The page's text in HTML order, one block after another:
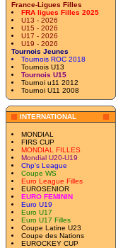
France-Ligues Filles
FRA ligues Filles 2025
U13 - 2026
U15 - 2026
U17 - 2026
U19 - 2026
Tournois Jeunes
Tournois ROC 2018
Tournois U13
Tournois U15
Tournoi u11 2012
Tournoi U11 2008
INTERNATIONAL
MONDIAL
FIRS CUP
MONDIAL FILLES
Mondial U20-U19
Chp's League
Coupe WS
Euro League Filles
EUROSENIOR
EURO FEMININ
Euro U19
Euro U17
Euro U17 Filles
Coupe Latine U23
Coupe des Nations
EUROCKEY CUP